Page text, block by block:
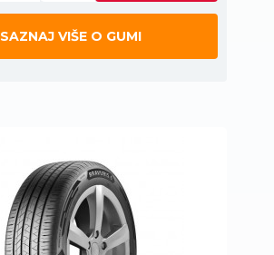
SAZNAJ VIŠE O GUMI